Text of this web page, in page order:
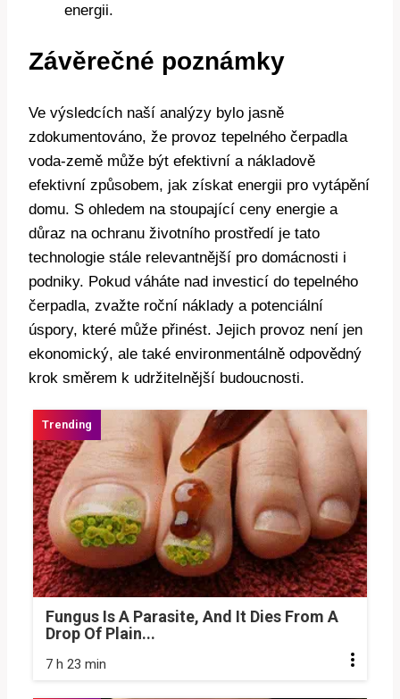
energii.
Závěrečné poznámky
Ve výsledcích naší analýzy bylo jasně
zdokumentováno, že provoz tepelného čerpadla
voda-země může být efektivní a nákladově
efektivní způsobem, jak získat energii pro vytápění
domu. S ohledem na stoupající ceny energie a
důraz na ochranu životního prostředí je tato
technologie stále relevantnější pro domácnosti i
podniky. Pokud váháte nad investicí do tepelného
čerpadla, zvažte roční náklady a potenciální
úspory, které může přinést. Jejich provoz není jen
ekonomický, ale také environmentálně odpovědný
krok směrem k udržitelnější budoucnosti.
Fungus Is A Parasite, And It Dies From A
Drop Of Plain...
7 h 23 min